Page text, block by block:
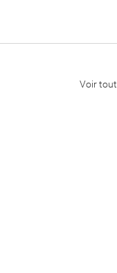
Voir tout